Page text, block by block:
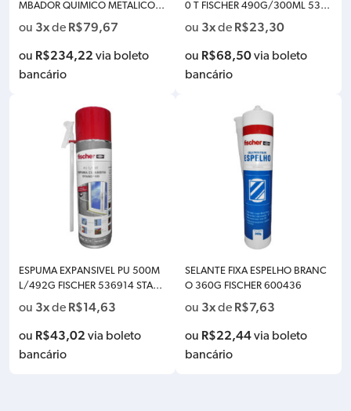
MBADOR QUIMICO METALICO R
EFORCADO PRO KPM3 FISCHER
541441
ou 3xde R$79,67
ou R$234,22 via boleto
bancário
0 T FISCHER 490G/300ML 535
ou 3xde R$23,30
ou R$68,50via boleto
bancário
ESPUMA EXPANSIVEL PU 500M
L/492G FISCHER 536914 STAN
DARD
ou 3xde R$14,63
ou R$43,02 via boleto
bancário
SELANTE FIXA ESPELHO BRANC
O 360G FISCHER 600436
ou 3xde R$7,63
ou R$22,44via boleto
bancário